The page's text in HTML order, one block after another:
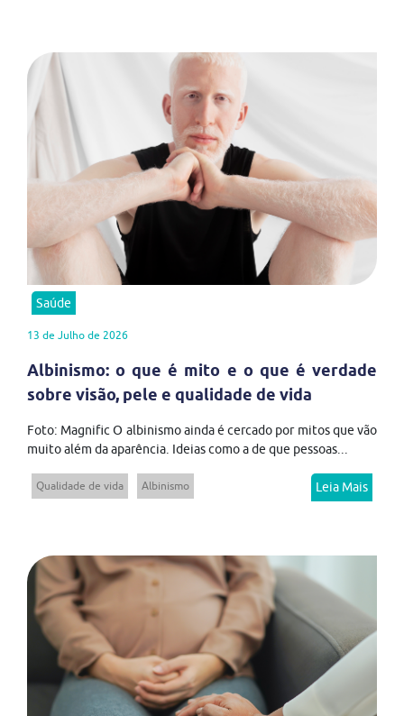
Saúde
13 de Julho de 2026
Albinismo: o que é mito e o que é verdade
sobre visão, pele e qualidade de vida
Foto: Magnific O albinismo ainda é cercado por mitos que vão
muito além da aparência. Ideias como a de que pessoas...
Qualidade de vida Albinismo Leia Mais